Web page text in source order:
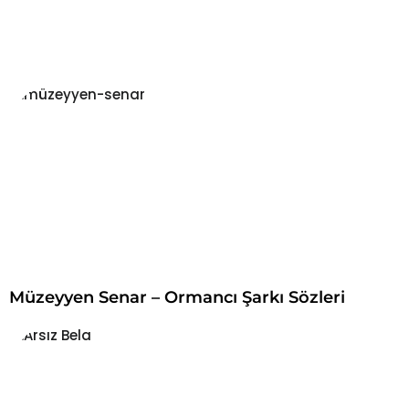
Müzeyyen Senar – Ormancı Şarkı Sözleri